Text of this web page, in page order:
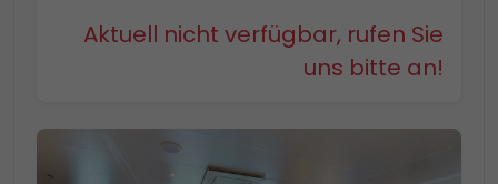
Aktuell nicht verfügbar, rufen Sie
uns bitte an!